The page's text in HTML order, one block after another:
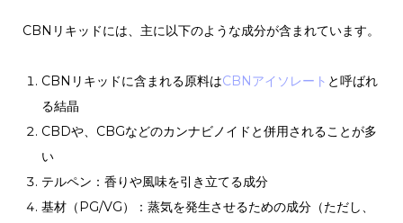
CBNリキッドには、主に以下のような成分が含まれています。
CBNリキッドに含まれる原料はCBNアイソレート と呼ばれ
る結晶
CBDや、CBGなどのカンナビノイドと併用されることが多
い
テルペン：香りや風味を引き立てる成分
基材（PG/VG）：蒸気を発生させるための成分（ただし、